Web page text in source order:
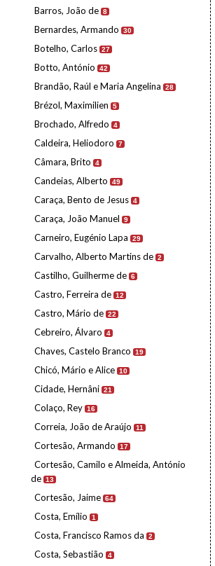
Barros, João de 8
Bernardes, Armando 30
Botelho, Carlos 27
Botto, António 42
Brandão, Raúl e Maria Angelina 28
Brézol, Maximilien 5
Brochado, Alfredo 4
Caldeira, Heliodoro 7
Câmara, Brito 4
Candeias, Alberto 49
Caraça, Bento de Jesus 4
Caraça, João Manuel 9
Carneiro, Eugénio Lapa 29
Carvalho, Alberto Martins de 2
Castilho, Guilherme de 6
Castro, Ferreira de 12
Castro, Mário de 22
Cebreiro, Álvaro 4
Chaves, Castelo Branco 19
Chicó, Mário e Alice 10
Cidade, Hernâni 21
Colaço, Rey 16
Correia, João de Araújo 11
Cortesão, Armando 17
Cortesão, Camilo e Almeida, António
de 13
Cortesão, Jaime 64
Costa, Emílio 1
Costa, Francisco Ramos da 2
Costa, Sebastião 4